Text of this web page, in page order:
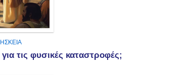
τις φυσικές καταστροφές;